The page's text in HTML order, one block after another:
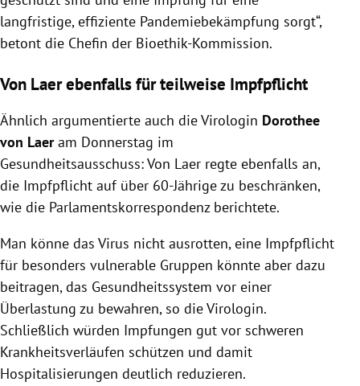
langfristige, effiziente Pandemiebekämpfung sorgt“,
betont die Chefin der Bioethik-Kommission.
Von Laer ebenfalls für teilweise Impfpflicht
Ähnlich argumentierte auch die Virologin Dorothee
von Laeram Donnerstag im
Gesundheitsausschuss: Von Laer regte ebenfalls an,
die Impfpflicht auf über 60-Jährige zu beschränken,
wie die Parlamentskorrespondenz berichtete.
Man könne das Virus nicht ausrotten, eine Impfpflicht
für besonders vulnerable Gruppen könnte aber dazu
beitragen, das Gesundheitssystem vor einer
Überlastung zu bewahren, so die Virologin.
Schließlich würden Impfungen gut vor schweren
Krankheitsverläufen schützen und damit
Hospitalisierungen deutlich reduzieren.